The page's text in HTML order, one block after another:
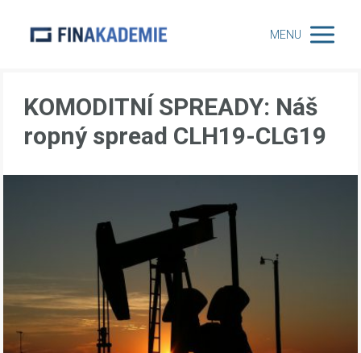
MENU
KOMODITNÍ SPREADY: Náš
ropný spread CLH19-CLG19